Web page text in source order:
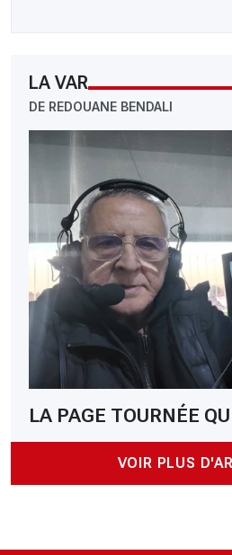
LA VAR
DE REDOUANE BENDALI
LA PAGE TOURNÉE
VOIR PLUS